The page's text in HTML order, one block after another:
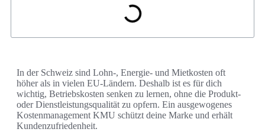
In der Schweiz sind Lohn-, Energie- und Mietkosten oft
höher als in vielen EU-Ländern. Deshalb ist es für dich
wichtig, Betriebskosten senken zu lernen, ohne die Produkt-
oder Dienstleistungsqualität zu opfern. Ein ausgewogenes
Kostenmanagement KMU schützt deine Marke und erhält
Kundenzufriedenheit.